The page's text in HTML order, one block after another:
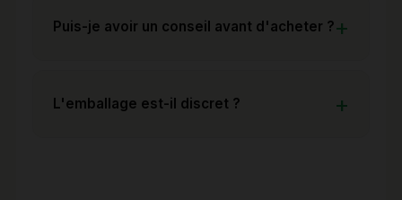
Puis-je avoir un conseil avant d'acheter ?
L'emballage est-il discret ?